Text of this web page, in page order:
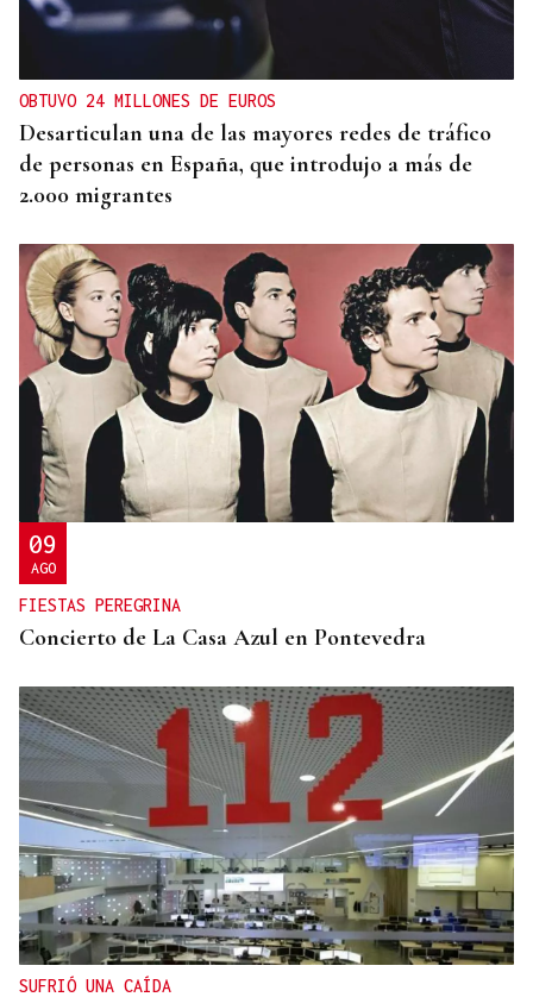
La Xunta ratifica su apoyo al Galicia Esporte
Clube de Salvador de Bahía
OBTUVO 24 MILLONES DE EUROS
Desarticulan una de las mayores redes de tráfico
de personas en España, que introdujo a más de
2.000 migrantes
09
AGO
FIESTAS PEREGRINA
Concierto de La Casa Azul en Pontevedra
SUFRIÓ UNA CAÍDA